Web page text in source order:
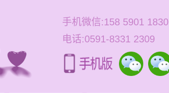
手机微信:158 5901 1830
电话:0591-8331 2309